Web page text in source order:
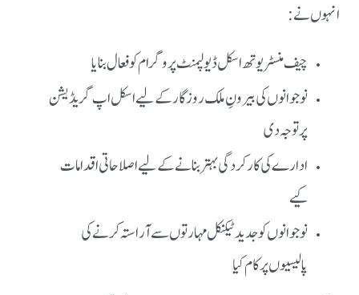
انہوں نے:
چیف منسٹر یوتھ اسکل ڈیولپمنٹ پروگرام کو فعال بنایا
نوجوانوں کی بیرونِ ملک روزگار کے لیے اسکل اپ گریڈیشن
پر توجہ دی
ادارے کی کارکردگی بہتر بنانے کے لیے اصلاحاتی اقدامات
کیے
نوجوانوں کو جدید ٹیکنیکل مہارتوں سے آراستہ کرنے کی
پالیسیوں پر کام کیا